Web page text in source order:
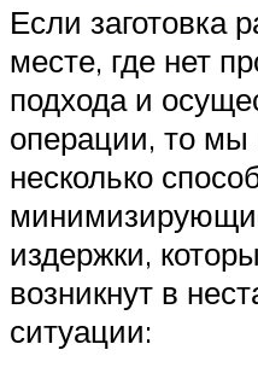
Если заготовка
месте, где нет
подхода и
операции, то мы
несколько
издержки,
возникнут в
ситуации: